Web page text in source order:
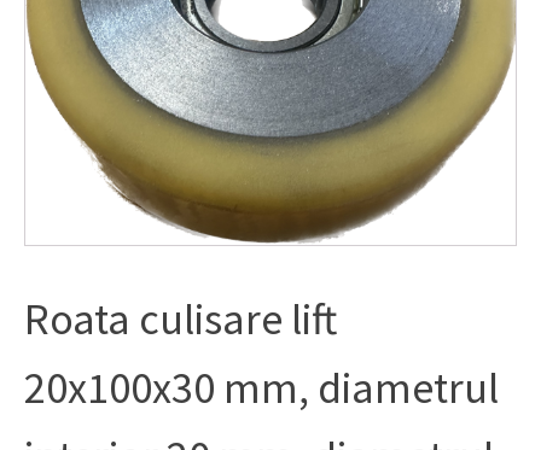
Roata culisare lift
20x100x30 mm, diametrul